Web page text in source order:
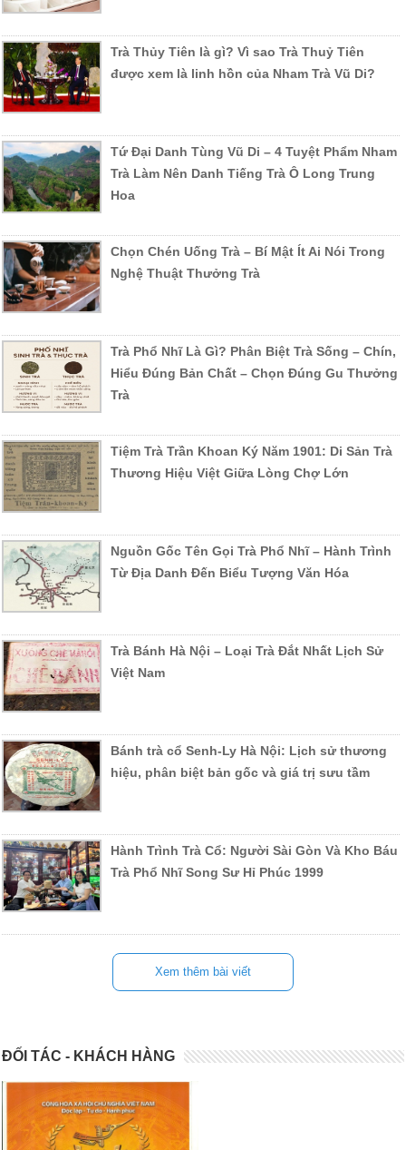
Trà Thủy Tiên là gì? Vì sao Trà Thuỷ Tiên
được xem là linh hồn của Nham Trà Vũ Di?
Tứ Đại Danh Tùng Vũ Di – 4 Tuyệt Phẩm Nham
Trà Làm Nên Danh Tiếng Trà Ô Long Trung
Hoa
Chọn Chén Uống Trà – Bí Mật Ít Ai Nói Trong
Nghệ Thuật Thưởng Trà
Trà Phổ Nhĩ Là Gì? Phân Biệt Trà Sống – Chín,
Hiểu Đúng Bản Chất – Chọn Đúng Gu Thưởng
Trà
Tiệm Trà Trần Khoan Ký Năm 1901: Di Sản Trà
Thương Hiệu Việt Giữa Lòng Chợ Lớn
Nguồn Gốc Tên Gọi Trà Phổ Nhĩ – Hành Trình
Từ Địa Danh Đến Biểu Tượng Văn Hóa
Trà Bánh Hà Nội – Loại Trà Đắt Nhất Lịch Sử
Việt Nam
Bánh trà cổ Senh-Ly Hà Nội: Lịch sử thương
hiệu, phân biệt bản gốc và giá trị sưu tầm
Hành Trình Trà Cổ: Người Sài Gòn Và Kho Báu
Trà Phổ Nhĩ Song Sư Hỉ Phúc 1999
Xem thêm bài viết
ĐỐI TÁC - KHÁCH HÀNG